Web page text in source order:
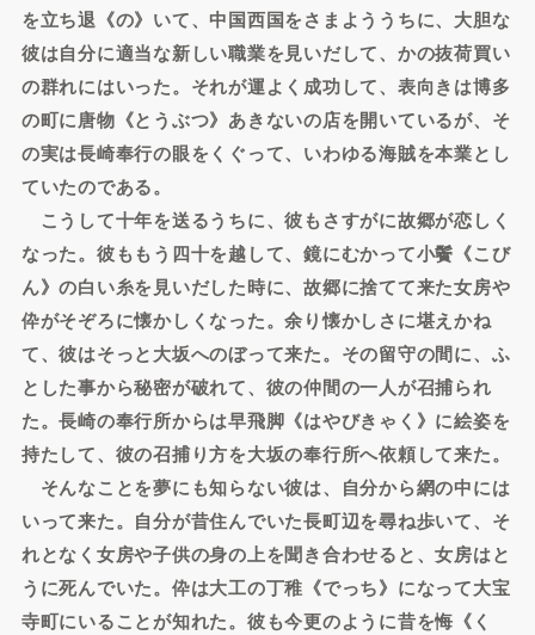
を立ち退《の》いて、中国西国をさまよううちに、大胆な
彼は自分に適当な新しい職業を見いだして、かの抜荷買い
の群れにはいった。それが運よく成功して、表向きは博多
の町に唐物《とうぶつ》あきないの店を開いているが、そ
の実は長崎奉行の眼をくぐって、いわゆる海賊を本業とし
ていたのである。
こうして十年を送るうちに、彼もさすがに故郷が恋しく
なった。彼ももう四十を越して、鏡にむかって小鬢《こび
ん》の白い糸を見いだした時に、故郷に捨てて来た女房や
伜がそぞろに懐かしくなった。余り懐かしさに堪えかね
て、彼はそっと大坂へのぼって来た。その留守の間に、ふ
とした事から秘密が破れて、彼の仲間の一人が召捕られ
た。長崎の奉行所からは早飛脚《はやびきゃく》に絵姿を
持たして、彼の召捕り方を大坂の奉行所へ依頼して来た。
そんなことを夢にも知らない彼は、自分から網の中には
いって来た。自分が昔住んでいた長町辺を尋ね歩いて、そ
れとなく女房や子供の身の上を聞き合わせると、女房はと
うに死んでいた。伜は大工の丁稚《でっち》になって大宝
寺町にいることが知れた。彼も今更のように昔を悔《く